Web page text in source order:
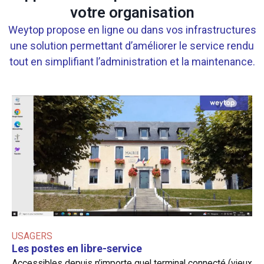
votre organisation
Weytop propose en ligne ou dans vos infrastructures
une solution permettant d’améliorer le service rendu
tout en simplifiant l’administration et la maintenance.
USAGERS
Les postes en libre-service